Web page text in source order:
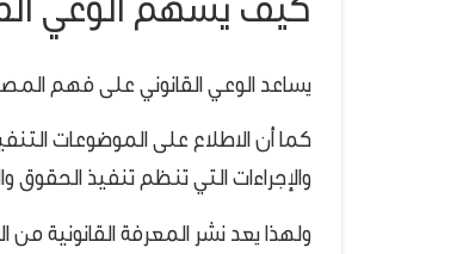
كيف يسهم الوعي
يساعد الوعي القانوني على فهم
كما أن الاطلاع على الموضوعات
والإجراءات التي تنظم تنفيذ الحقوق
ولهذا يعد نشر المعرفة القانونية من